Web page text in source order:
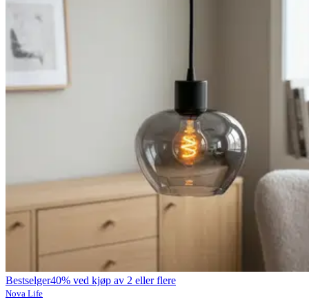
Bestselger40% ved kjøp av 2 eller flere
Nova Life